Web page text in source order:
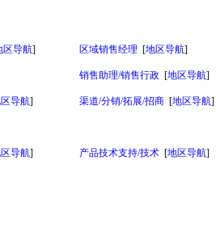
区导航] 区域销售经理 [地区导航]
销售助理/销售行政 [地区导航]
导航] 渠道/分销/拓展/招商 [地区导航]
导航] 产品技术支持/技术 [地区导航]